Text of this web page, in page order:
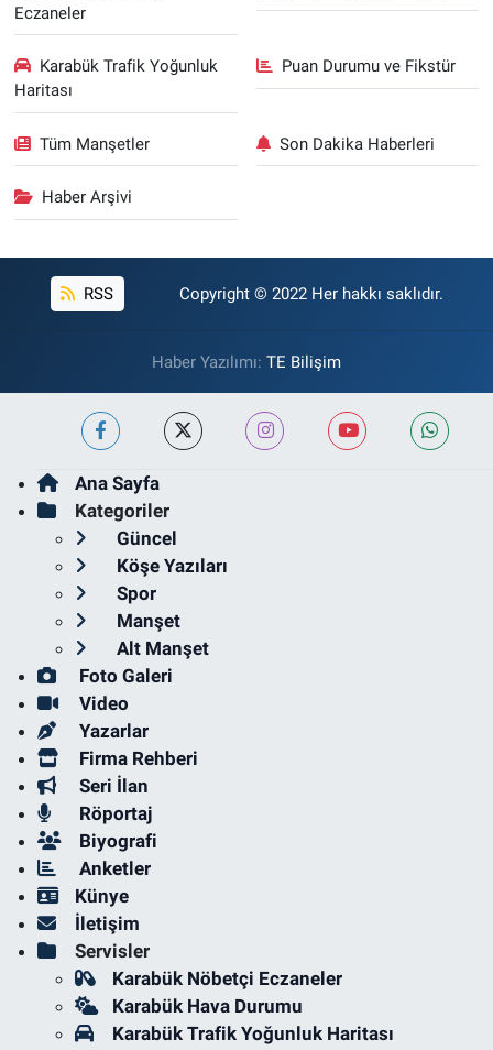
Eczaneler
Karabük Trafik Yoğunluk
Haritası
Puan Durumu ve Fikstür
Tüm Manşetler Son Dakika Haberleri
Haber Arşivi
RSS Copyright © 2022 Her hakkı saklıdır.
Haber Yazılımı: TE Bilişim
Ana Sayfa
Kategoriler
Güncel
Köşe Yazıları
Spor
Manşet
Alt Manşet
Foto Galeri
Video
Yazarlar
Firma Rehberi
Seri İlan
Röportaj
Biyografi
Anketler
Künye
İletişim
Servisler
Karabük Nöbetçi Eczaneler
Karabük Hava Durumu
Karabük Trafik Yoğunluk Haritası